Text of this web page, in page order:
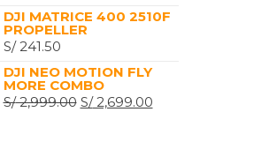
DJI MATRICE 400 2510F
PROPELLER
S/241.50
DJI NEO MOTION FLY
MORE COMBO
S/2,999.00 EL
S/2,699.00EL